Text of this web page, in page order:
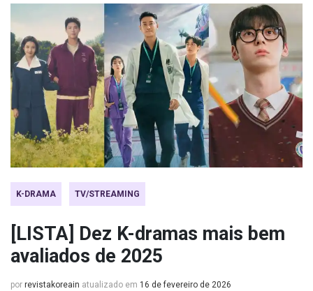
K-DRAMA TV/STREAMING
[LISTA] Dez K-dramas mais bem
avaliados de 2025
por revistakoreain atualizado em 16 de fevereiro de 2026